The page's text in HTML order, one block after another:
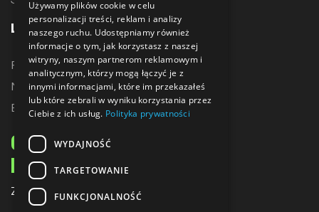
LINKI
Promocje
Nowe produkty
Bestsellery
ODBIERZ 10% ZNIŻKI
NA PIERWSZE ZAKUPY
Zapisz się do naszego newslettera
Używamy plików cookie w celu
personalizacji treści, reklam i analizy
naszego ruchu. Udostępniamy również
informacje o tym, jak korzystasz z naszej
witryny, naszym partnerom reklamowym i
analitycznym, którzy mogą łączyć je z
innymi informacjami, które im przekazałeś
lub które zebrali w wyniku korzystania przez
Ciebie z ich usług. Polityka prywatności
WYDAJNOŚĆ
TARGETOWANIE
FUNKCJONALNOŚĆ